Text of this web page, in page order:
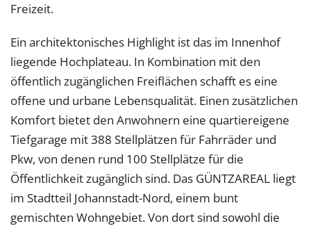
Freizeit.
Ein architektonisches Highlight ist das im Innenhof
liegende Hochplateau. In Kombination mit den
öffentlich zugänglichen Freiflächen schafft es eine
offene und urbane Lebensqualität. Einen zusätzlichen
Komfort bietet den Anwohnern eine quartiereigene
Tiefgarage mit 388 Stellplätzen für Fahrräder und
Pkw, von denen rund 100 Stellplätze für die
Öffentlichkeit zugänglich sind. Das GÜNTZAREAL liegt
im Stadtteil Johannstadt-Nord, einem bunt
gemischten Wohngebiet. Von dort sind sowohl die